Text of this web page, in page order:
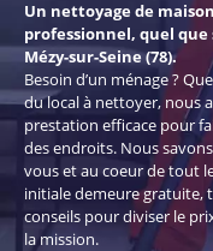
Un nettoyage de
professionnel, quel
Mézy-sur-Seine (78).
Besoin d’un ménage ?
du local à nettoyer, nous
prestation efficace pour
des endroits. Nous
vous et au coeur de tout
initiale demeure gratuite,
conseils pour diviser le
la mission.